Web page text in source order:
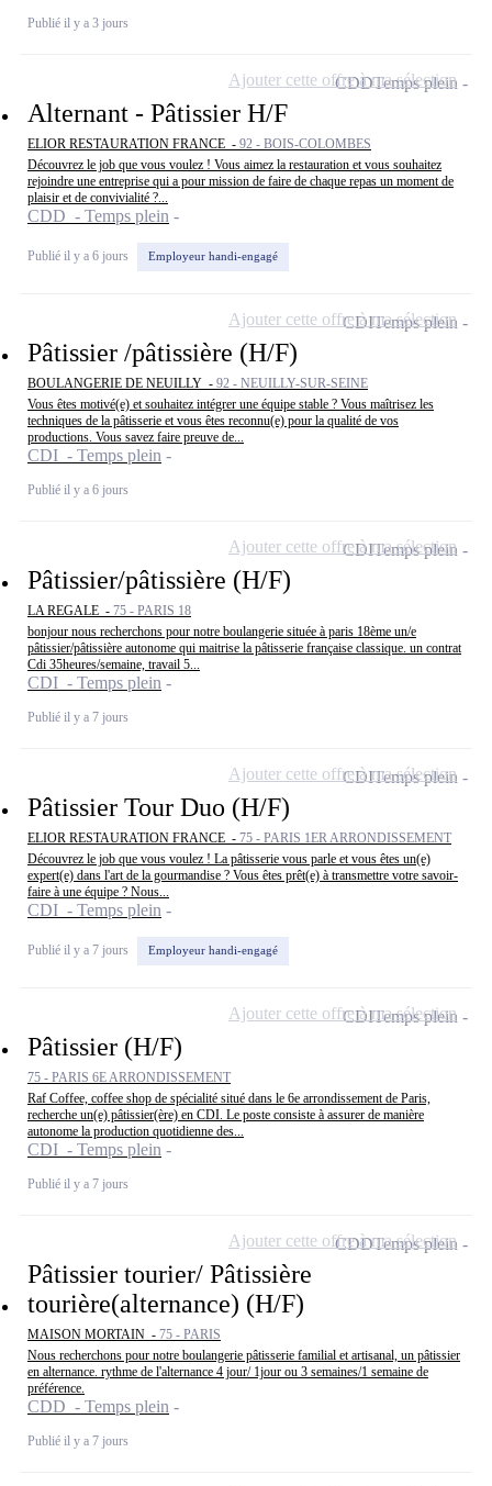
Publié il y a 3 jours
Alternant - Pâtissier H/F
ELIOR RESTAURATION FRANCE - 92 - BOIS-COLOMBES
Découvrez le job que vous voulez ! Vous aimez la restauration et vous souhaitez
rejoindre une entreprise qui a pour mission de faire de chaque repas un moment de
plaisir et de convivialité ?...
CDD - Temps plein
Publié il y a 6 jours Employeur handi-engagé
CDDTemps plein
Ajouter cette offre à ma sélection
Pâtissier /pâtissière (H/F)
BOULANGERIE DE NEUILLY - 92 - NEUILLY-SUR-SEINE
Vous êtes motivé(e) et souhaitez intégrer une équipe stable ? Vous maîtrisez les
techniques de la pâtisserie et vous êtes reconnu(e) pour la qualité de vos
productions. Vous savez faire preuve de...
CDI - Temps plein
Publié il y a 6 jours
CDITemps plein
Ajouter cette offre à ma sélection
Pâtissier/pâtissière (H/F)
LA REGALE - 75 - PARIS 18
bonjour nous recherchons pour notre boulangerie située à paris 18ème un/e
pâtissier/pâtissière autonome qui maitrise la pâtisserie française classique. un contrat
Cdi 35heures/semaine, travail 5...
CDI - Temps plein
Publié il y a 7 jours
CDITemps plein
Ajouter cette offre à ma sélection
Pâtissier Tour Duo (H/F)
ELIOR RESTAURATION FRANCE - 75 - PARIS 1ER ARRONDISSEMENT
Découvrez le job que vous voulez ! La pâtisserie vous parle et vous êtes un(e)
expert(e) dans l'art de la gourmandise ? Vous êtes prêt(e) à transmettre votre savoir-
faire à une équipe ? Nous...
CDI - Temps plein
Publié il y a 7 jours Employeur handi-engagé
CDITemps plein
Ajouter cette offre à ma sélection
Pâtissier (H/F)
75 - PARIS 6E ARRONDISSEMENT
Raf Coffee, coffee shop de spécialité situé dans le 6e arrondissement de Paris,
recherche un(e) pâtissier(ère) en CDI. Le poste consiste à assurer de manière
autonome la production quotidienne des...
CDI - Temps plein
Publié il y a 7 jours
CDITemps plein
Ajouter cette offre à ma sélection
Pâtissier tourier/ Pâtissière
tourière(alternance) (H/F)
MAISON MORTAIN - 75 - PARIS
Nous recherchons pour notre boulangerie pâtisserie familial et artisanal, un pâtissier
en alternance. rythme de l'alternance 4 jour/ 1jour ou 3 semaines/1 semaine de
préférence.
CDD - Temps plein
Publié il y a 7 jours
CDDTemps plein
Ajouter cette offre à ma sélection